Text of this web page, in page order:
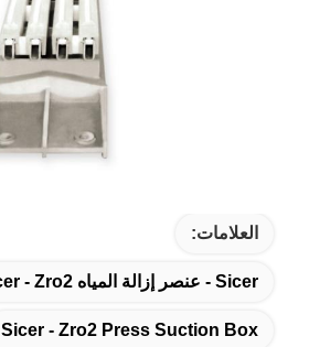
العلامات:
Sicer - عنصر إزالة المياه Zro2,sicer - Zro2 صندوق امتصاص للضغط,sicer - تحت عنصر إزالة الماء
Sicer - Zro2 Press Suction Box